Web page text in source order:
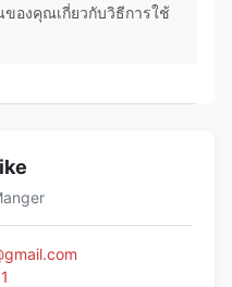
ของคุณเกี่ยวกับวิธีการใช้